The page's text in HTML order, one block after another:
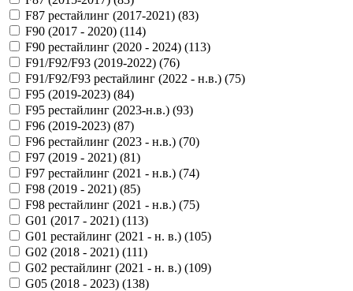
F87 рестайлинг (2017-2021) (83)
F90 (2017 - 2020) (114)
F90 рестайлинг (2020 - 2024) (113)
F91/F92/F93 (2019-2022) (76)
F91/F92/F93 рестайлинг (2022 - н.в.) (75)
F95 (2019-2023) (84)
F95 рестайлинг (2023-н.в.) (93)
F96 (2019-2023) (87)
F96 рестайлинг (2023 - н.в.) (70)
F97 (2019 - 2021) (81)
F97 рестайлинг (2021 - н.в.) (74)
F98 (2019 - 2021) (85)
F98 рестайлинг (2021 - н.в.) (75)
G01 (2017 - 2021) (113)
G01 рестайлинг (2021 - н. в.) (105)
G02 (2018 - 2021) (111)
G02 рестайлинг (2021 - н. в.) (109)
G05 (2018 - 2023) (138)